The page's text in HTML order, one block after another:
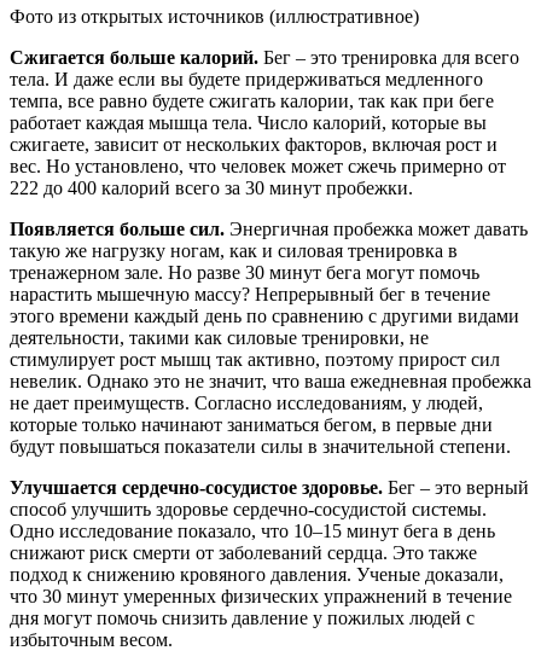
Фото из открытых источников (иллюстративное)
Сжигается больше калорий. Бег – это тренировка для всего
тела. И даже если вы будете придерживаться медленного
темпа, все равно будете сжигать калории, так как при беге
работает каждая мышца тела. Число калорий, которые вы
сжигаете, зависит от нескольких факторов, включая рост и
вес. Но установлено, что человек может сжечь примерно от
222 до 400 калорий всего за 30 минут пробежки.
Появляется больше сил. Энергичная пробежка может давать
такую же нагрузку ногам, как и силовая тренировка в
тренажерном зале. Но разве 30 минут бега могут помочь
нарастить мышечную массу? Непрерывный бег в течение
этого времени каждый день по сравнению с другими видами
деятельности, такими как силовые тренировки, не
стимулирует рост мышц так активно, поэтому прирост сил
невелик. Однако это не значит, что ваша ежедневная пробежка
не дает преимуществ. Согласно исследованиям, у людей,
которые только начинают заниматься бегом, в первые дни
будут повышаться показатели силы в значительной степени.
Улучшается сердечно-сосудистое здоровье. Бег – это верный
способ улучшить здоровье сердечно-сосудистой системы.
Одно исследование показало, что 10–15 минут бега в день
снижают риск смерти от заболеваний сердца. Это также
подход к снижению кровяного давления. Ученые доказали,
что 30 минут умеренных физических упражнений в течение
дня могут помочь снизить давление у пожилых людей с
избыточным весом.